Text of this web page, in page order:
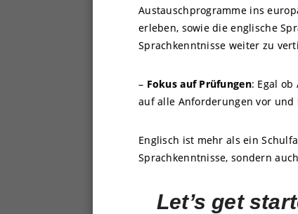
Austauschprogramme ins
erleben, sowie die englische
Sprachkenntnisse weiter zu
– Fokus auf Prüfungen: Egal
auf alle Anforderungen vor und
Englisch ist mehr als ein
Sprachkenntnisse, sondern
Let’s get